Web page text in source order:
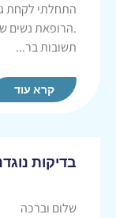
התחלתי לקחת
.הרופאת נשים
תשובות בר...
קרא עוד
בדיקות
שלום וברכה